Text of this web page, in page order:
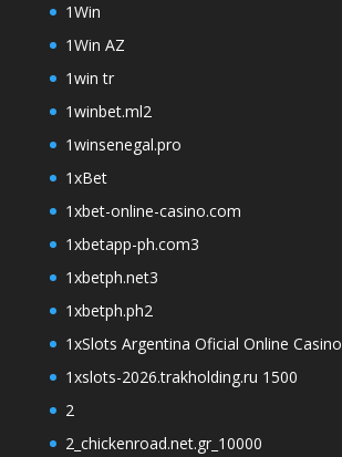
1Win
1Win AZ
1win tr
1winbet.ml2
1winsenegal.pro
1xBet
1xbet-online-casino.com
1xbetapp-ph.com3
1xbetph.net3
1xbetph.ph2
1xSlots Argentina Oficial Online Casino
1xslots-2026.trakholding.ru 1500
2
2_chickenroad.net.gr_10000